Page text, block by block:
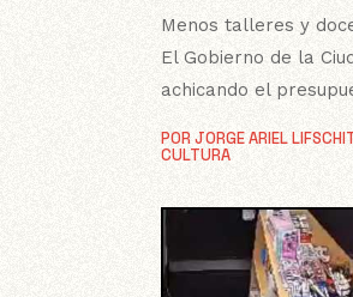
PORJORGE ARIEL
CULTURA
Menos talleres y
El Gobierno de la
achicando el